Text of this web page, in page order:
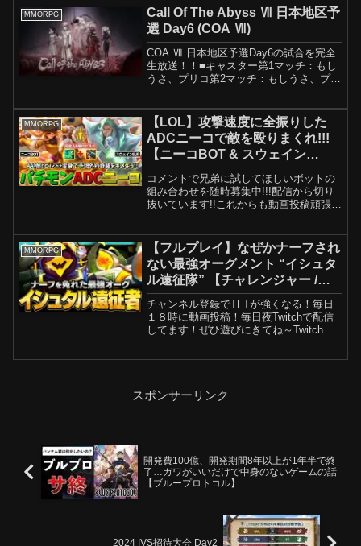
ッツシリーズ)ロストセンチュリアまとめ
→・ライフイズスト...
MMORPG
Call Of The Abyss Ⅶ 日本地区予
選 Day6 (COA Ⅶ)
COA Ⅶ 日本地区予選Day6の試合を完全
生放送！！■キャスター第1マッチ：もし
うさ、プリコ第2マッチ：もしうさ、プリ
ール（目安）・13:00​​~15:00​​...
MMORPG
【LOL】攻撃速度に全振りした
ADCニーコで敵を殴りまくれ!!!
【ニーコBOT & スウェイン
SUP】
コメントで兄弟に試してほしいボットの
組み合わせを随時募集中!!!配信から切り
抜いています!!これからも動画投稿頑張り
す(兄)サカナ → みちくん(弟)配信 → X...
MMORPG
【フルプレイ】なぜかナーフされ
ない最強オーグメント “イシュタ
ル遠征隊” 【チャレンジャー /
TFT set16】
チャンネル登録でTFTが強くなる！毎日
１８時に動画投稿！毎日夜Twitchで配信
してます！ぜひ遊びにきてね～Twitch →
スポンサーリンク
開発費100億、開発期間8年以上が1年半で終
了…ガワがいいだけで中身のないゲームの話
【ブループロトコル】
2024 IVS招待大会 Day2